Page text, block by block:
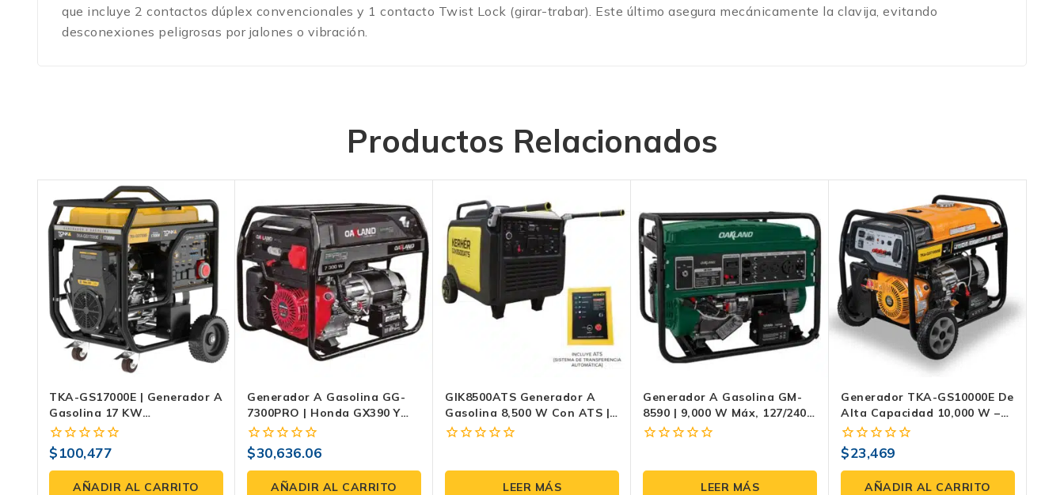
que incluye 2 contactos dúplex convencionales y 1 contacto Twist Lock (girar-trabar). Este último asegura mecánicamente la clavija, evitando
desconexiones peligrosas por jalones o vibración.
Productos Relacionados
TKA-GS17000E | Generador A
Gasolina 17 KW
Monofásico/trifásico Con
Salida Equitativa Y Tanque
De 70 L
0
fuera
$100,477
AÑADIR AL CARRITO
Generador A Gasolina GG-
7300PRO | Honda GX390 Y
Encendido Eléctrico
0
fuera
$30,636.06
AÑADIR AL CARRITO
GIK8500ATS Generador A
Gasolina 8,500 W Con ATS |
Monofásico 110/220 V
fuera
LEER MÁS
Generador A Gasolina GM-
8590 | 9,000 W Máx, 127/240
V, 12 HP, Arranque Eléctrico
fuera
LEER MÁS
Generador TKA-GS10000E De
Alta Capacidad 10,000 W –
Potencia Y Confiabilidad Con
Arranque Dual.
0
fuera
$23,469
AÑADIR AL CARRITO